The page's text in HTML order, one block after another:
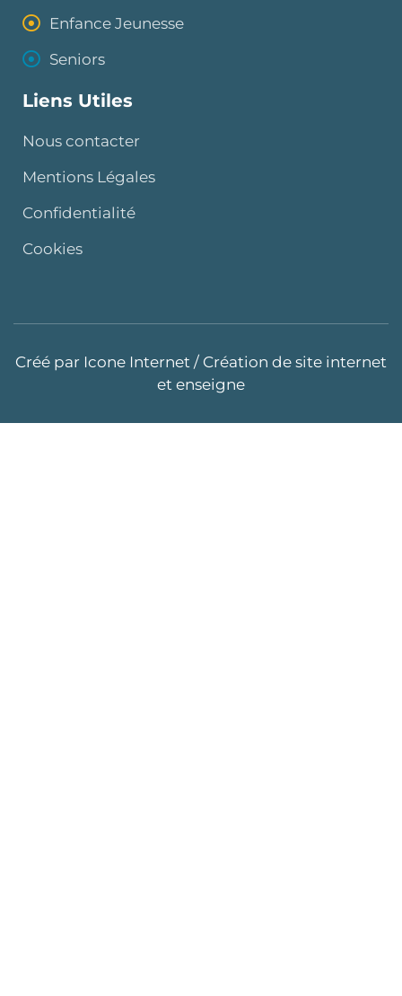
Enfance Jeunesse
Seniors
Liens Utiles
Nous contacter
Mentions Légales
Confidentialité
Cookies
Créé par Icone Internet / Création de site internet
et enseigne